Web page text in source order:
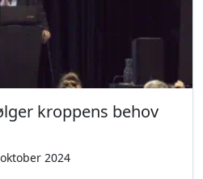
kroppens behov
2024